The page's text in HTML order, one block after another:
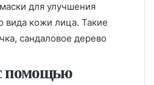
для улучшения
вида кожи лица. Такие
сандаловое дерево
помощью